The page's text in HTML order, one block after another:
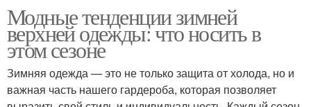
Модные тенденции зимней
верхней одежды: что носить в
этом сезоне
Зимняя одежда — это не только защита от холода, но и
важная часть нашего гардероба, которая позволяет